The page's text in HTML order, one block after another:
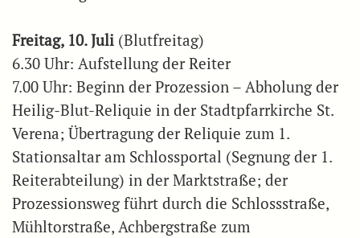
Freitag, 10. Juli (Blutfreitag)
6.30 Uhr: Aufstellung der Reiter
7.00 Uhr: Beginn der Prozession – Abholung der
Heilig-Blut-Reliquie in der Stadtpfarrkirche St.
Verena; Übertragung der Reliquie zum 1.
Stationsaltar am Schlossportal (Segnung der 1.
Reiterabteilung) in der Marktstraße; der
Prozessionsweg führt durch die Schlossstraße,
Mühltorstraße, Achbergstraße zum